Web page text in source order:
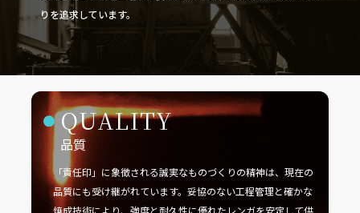
りを追求しています。
QUALITY
品質
「責任印」に象徴される誠実なものづくりの精神は、現在の
品質にも受け継がれています。妥協のない工程管理と確かな
焼成技術により、強度と耐久性に優れたレンガを安定して供